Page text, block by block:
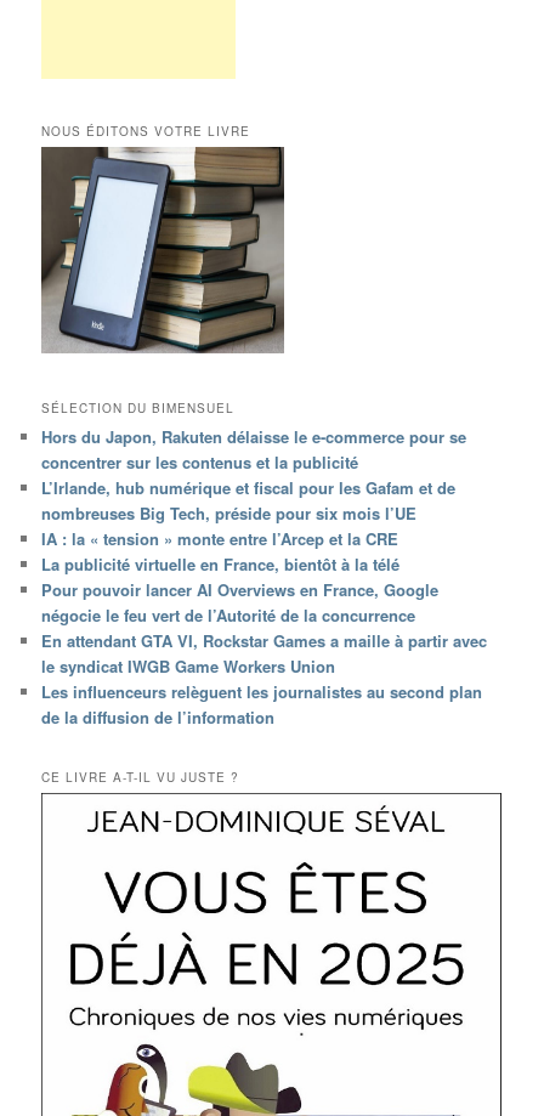
NOUS ÉDITONS VOTRE LIVRE
SÉLECTION DU BIMENSUEL
Hors du Japon, Rakuten délaisse le e-commerce pour se
concentrer sur les contenus et la publicité
L’Irlande, hub numérique et fiscal pour les Gafam et de
nombreuses Big Tech, préside pour six mois l’UE
IA : la « tension » monte entre l’Arcep et la CRE
La publicité virtuelle en France, bientôt à la télé
Pour pouvoir lancer AI Overviews en France, Google
négocie le feu vert de l’Autorité de la concurrence
En attendant GTA VI, Rockstar Games a maille à partir avec
le syndicat IWGB Game Workers Union
Les influenceurs relèguent les journalistes au second plan
de la diffusion de l’information
CE LIVRE A-T-IL VU JUSTE ?